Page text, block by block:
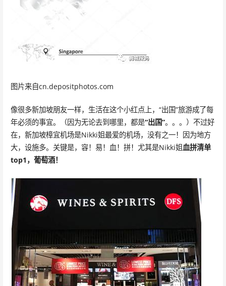
图片来自cn.depositphotos.com
像很多新加坡朋友一样，生活在这个小红点上，“出国”旅游成了每
年必须的事宜。（因为无论去到哪里，都是“出国”。。。）不过好
在，新加坡樟宜机场是Nikki姐最爱的机场，没有之一！因为地方
大，设施多。关键是，容！易！血！拼！尤其是Nikki姐血拼清单
top1，葡萄酒！